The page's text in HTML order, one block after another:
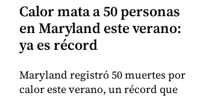
Calor mata a 50 personas
en Maryland este verano:
ya es récord
Maryland registró 50 muertes por
calor este verano, un récord que